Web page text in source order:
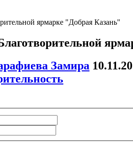
ярмарке "Добрая Казань"
Замира